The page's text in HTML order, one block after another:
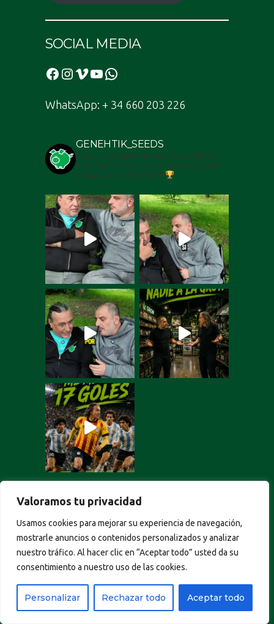
Valoramos tu privacidad
Usamos cookies para mejorar su experiencia de navegación,
mostrarle anuncios o contenidos personalizados y analizar
nuestro tráfico. Al hacer clic en “Aceptar todo” usted da su
consentimiento a nuestro uso de las cookies.
Personalizar Rechazar todo Aceptar todo
SOCIAL MEDIA
Facebook
Instagram
Vimeo
YouTube
WhatsApp
WhatsApp: + 34 660 203 226
GENEHTIK_SEEDS
Banco de semillas de garantia y calidad -
Seed Bank of guarantee. Best seedbank
Sp4nn4bis 2018/17/16/15
English
French
Italian
German